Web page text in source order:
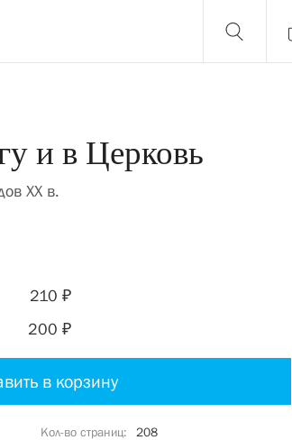
и в Церковь
XX в.
210 ₽
200 ₽
в корзину
Кол-во страниц
208